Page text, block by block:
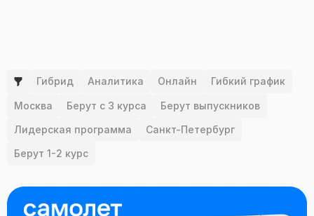
Гибрид Аналитика Онлайн Гибкий график
Москва Берут с 3 курса
Берут выпускников
Лидерская программа
Санкт-Петербург
Берут 1-2 курс